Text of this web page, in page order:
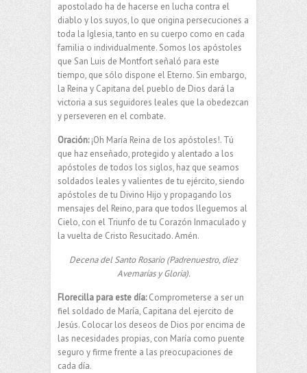
apostolado ha de hacerse en lucha contra el
diablo y los suyos, lo que origina persecuciones a
toda la Iglesia, tanto en su cuerpo como en cada
familia o individualmente. Somos los apóstoles
que San Luis de Montfort señaló para este
tiempo, que sólo dispone el Eterno. Sin embargo,
la Reina y Capitana del pueblo de Dios dará la
victoria a sus seguidores leales que la obedezcan
y perseveren en el combate.
Oración:¡Oh María Reina de los apóstoles!. Tú
que haz enseñado, protegido y alentado a los
apóstoles de todos los siglos, haz que seamos
soldados leales y valientes de tu ejército, siendo
apóstoles de tu Divino Hijo y propagando los
mensajes del Reino, para que todos lleguemos al
Cielo, con el Triunfo de tu Corazón Inmaculado y
la vuelta de Cristo Resucitado. Amén.
Decena del Santo Rosario (Padrenuestro, diez
Avemarías y Gloria).
Florecilla para este día:Comprometerse a ser un
fiel soldado de María, Capitana del ejercito de
Jesús. Colocar los deseos de Dios por encima de
las necesidades propias, con María como puente
seguro y firme frente a las preocupaciones de
cada día.